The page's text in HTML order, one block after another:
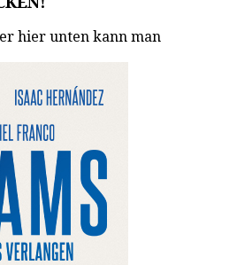
hier unten kann man